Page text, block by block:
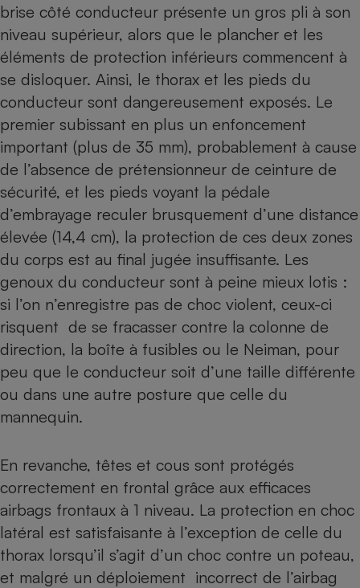
brise côté conducteur présente un gros pli à son
niveau supérieur, alors que le plancher et les
éléments de protection inférieurs commencent à
se disloquer. Ainsi, le thorax et les pieds du
conducteur sont dangereusement exposés. Le
premier subissant en plus un enfoncement
important (plus de 35 mm), probablement à cause
de l’absence de prétensionneur de ceinture de
sécurité, et les pieds voyant la pédale
d’embrayage reculer brusquement d’une distance
élevée (14,4 cm), la protection de ces deux zones
du corps est au final jugée insuffisante. Les
genoux du conducteur sont à peine mieux lotis :
si l’on n’enregistre pas de choc violent, ceux-ci
risquent de se fracasser contre la colonne de
direction, la boîte à fusibles ou le Neiman, pour
peu que le conducteur soit d’une taille différente
ou dans une autre posture que celle du
mannequin.
En revanche, têtes et cous sont protégés
correctement en frontal grâce aux efficaces
airbags frontaux à 1 niveau. La protection en choc
latéral est satisfaisante à l’exception de celle du
thorax lorsqu’il s’agit d’un choc contre un poteau,
et malgré un déploiement incorrect de l’airbag